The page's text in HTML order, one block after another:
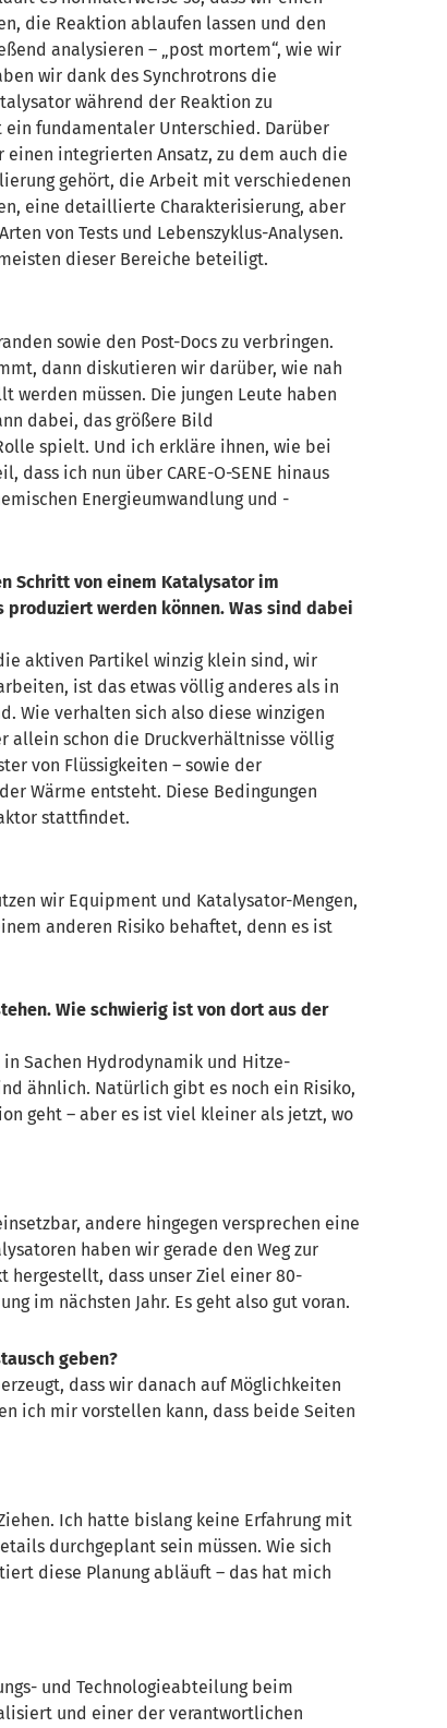
die Reaktion ablaufen lassen und den
analysieren –postmortem“, wie wir
wir dank des Synchrotrons die
während der Reaktion zu
ein fundamentaler Unterschied. Darüber
einen integrierten Ansatz, zu dem auch die
gehört, die Arbeit mit verschiedenen
eine detaillierte Charakterisierung, aber
Arten von Tests und Lebenszyklus-Analysen.
dieser Bereiche beteiligt.
sowie den Post-Docszu verbringen.
dann diskutieren wir darüber, wie nah
müssen. Die jungen Leute haben
dabei, das größere Bild
spielt. Und ich erkläre ihnen, wie bei
dass ich nun über CARE-O-SENE hinaus
n Energieumwandlung und -
Schritt von einem Katalysator im
produziert werden können. Was sind dabei
aktiven Partikel winzig klein sind, wir
ist das etwas völlig anderes als in
Wie verhalten sich also diese winzigen
allein schon die Druckverhältnisse völlig
von Flüssigkeiten – sowie der
Wärme entsteht. Diese Bedingungen
stattfindet.
wir Equipment und Katalysator-Mengen,
anderen Risiko behaftet, denn es ist
Wie schwierig ist von dort aus der
in Sachen Hydrodynamik und Hitze-
ähnlich. Natürlich gibt es noch ein Risiko,
geht – aber es ist viel kleiner als jetzt, wo
andere hingegen versprechen eine
haben wir gerade den Weg zur
hergestellt, dass unser Ziel einer 80-
im nächsten Jahr. Es geht also gut voran.
geben?
dass wir danach auf Möglichkeiten
ich mir vorstellen kann, dass beide Seiten
Ich hatte bislang keine Erfahrung mit
durchgeplant sein müssen. Wie sich
diese Planung abläuft – das hat mich
und Technologieabteilung beim
und einer der verantwortlichen